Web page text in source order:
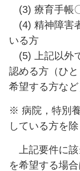
(3) 療育手帳
(4) 精神障害
いる方
(5) 上記以外
認める方（ひ
希望する方など
※ 病院，特別
している方を除
上記要件に該
を希望する場